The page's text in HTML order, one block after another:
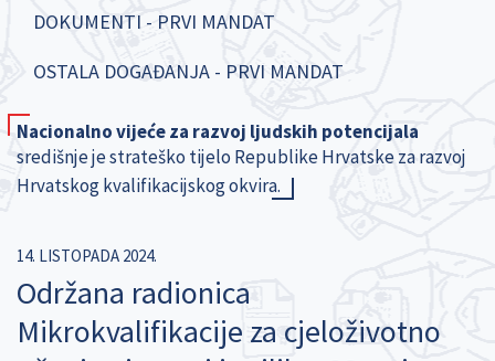
DOKUMENTI - PRVI MANDAT
OSTALA DOGAĐANJA - PRVI MANDAT
Nacionalno vijeće za razvoj ljudskih potencijala
središnje je strateško tijelo Republike Hrvatske za razvoj
Hrvatskog kvalifikacijskog okvira.
14. LISTOPADA 2024.
Održana radionica
Mikrokvalifikacije za cjeloživotno